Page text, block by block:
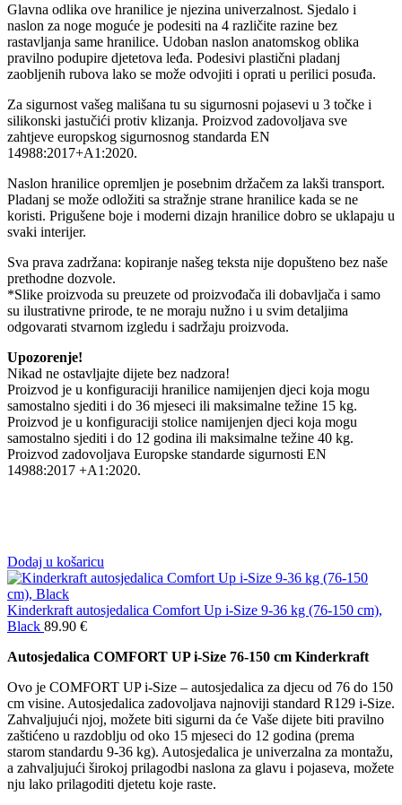
Glavna odlika ove hranilice je njezina univerzalnost. Sjedalo i
naslon za noge moguće je podesiti na 4 različite razine bez
rastavljanja same hranilice. Udoban naslon anatomskog oblika
pravilno podupire djetetova leđa. Podesivi plastični pladanj
zaobljenih rubova lako se može odvojiti i oprati u perilici posuđa.
Za sigurnost vašeg mališana tu su sigurnosni pojasevi u 3 točke i
silikonski jastučići protiv klizanja. Proizvod zadovoljava sve
zahtjeve europskog sigurnosnog standarda EN
14988:2017+A1:2020.
Naslon hranilice opremljen je posebnim držačem za lakši transport.
Pladanj se može odložiti sa stražnje strane hranilice kada se ne
koristi. Prigušene boje i moderni dizajn hranilice dobro se uklapaju u
svaki interijer.
Sva prava zadržana: kopiranje našeg teksta nije dopušteno bez naše
prethodne dozvole.
*Slike proizvoda su preuzete od proizvođača ili dobavljača i samo
su ilustrativne prirode, te ne moraju nužno i u svim detaljima
odgovarati stvarnom izgledu i sadržaju proizvoda.
Upozorenje!
Nikad ne ostavljajte dijete bez nadzora!
Proizvod je u konfiguraciji hranilice namijenjen djeci koja mogu
samostalno sjediti i do 36 mjeseci ili maksimalne težine 15 kg.
Proizvod je u konfiguraciji stolice namijenjen djeci koja mogu
samostalno sjediti i do 12 godina ili maksimalne težine 40 kg.
Proizvod zadovoljava Europske standarde sigurnosti EN
14988:2017 +A1:2020.
Dodaj u košaricu
Kinderkraft autosjedalica Comfort Up i-Size 9-36 kg (76-150 cm),
Black 89.90 €
Autosjedalica COMFORT UP i-Size 76-150 cm Kinderkraft
Ovo je COMFORT UP i-Size – autosjedalica za djecu od 76 do 150
cm visine. Autosjedalica zadovoljava najnoviji standard R129 i-Size.
Zahvaljujući njoj, možete biti sigurni da će Vaše dijete biti pravilno
zaštićeno u razdoblju od oko 15 mjeseci do 12 godina (prema
starom standardu 9-36 kg). Autosjedalica je univerzalna za montažu,
a zahvaljujući širokoj prilagodbi naslona za glavu i pojaseva, možete
nju lako prilagoditi djetetu koje raste.